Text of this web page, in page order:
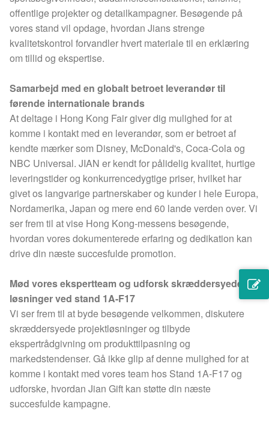
offentlige projekter og detailkampagner. Besøgende på
vores stand vil opdage, hvordan Jians strenge
kvalitetskontrol forvandler hvert materiale til en erklæring
om tillid og ekspertise.
Samarbejd med en globalt betroet leverandør til
førende internationale brands
At deltage i Hong Kong Fair giver dig mulighed for at
komme i kontakt med en leverandør, som er betroet af
kendte mærker som Disney, McDonald's, Coca-Cola og
NBC Universal. JIAN er kendt for pålidelig kvalitet, hurtige
leveringstider og konkurrencedygtige priser, hvilket har
givet os langvarige partnerskaber og kunder i hele Europa,
Nordamerika, Japan og mere end 60 lande verden over. Vi
ser frem til at vise Hong Kong-messens besøgende,
hvordan vores dokumenterede erfaring og dedikation kan
drive din næste succesfulde promotion.
Mød vores ekspertteam og udforsk skræddersyede
løsninger ved stand 1A-F17
Vi ser frem til at byde besøgende velkommen, diskutere
skræddersyede projektløsninger og tilbyde
ekspertrådgivning om produkttilpasning og
markedstendenser. Gå ikke glip af denne mulighed for at
komme i kontakt med vores team hos Stand 1A-F17 og
udforske, hvordan Jian Gift kan støtte din næste
succesfulde kampagne.